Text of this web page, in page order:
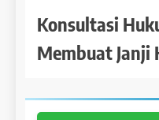
Konsultasi
Membuat Janji